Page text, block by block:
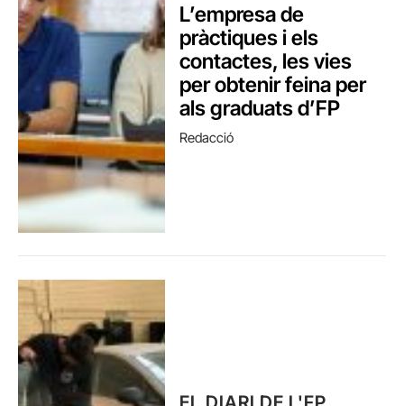
L’empresa de
pràctiques i els
contactes, les vies
per obtenir feina per
als graduats d’FP
Redacció